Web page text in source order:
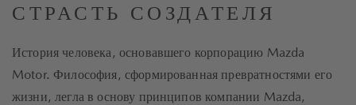
СТРАСТЬ СОЗДАТЕЛЯ
История человека, основавшего корпорацию Mazda
Motor. Философия, сформированная превратностями его
жизни, легла в основу принципов компании Mazda,